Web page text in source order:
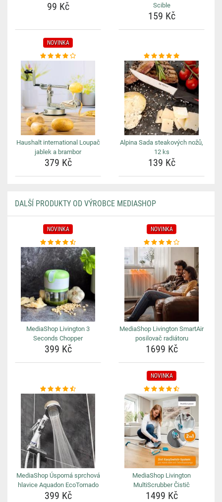
99 Kč
Scible
159 Kč
NOVINKA
Haushalt international Loupač
jablek a brambor
379 Kč
Alpina Sada steakových nožů,
12 ks
139 Kč
DALŠÍ PRODUKTY OD VÝROBCE MEDIASHOP
NOVINKA
MediaShop Livington 3
Seconds Chopper
399 Kč
NOVINKA
MediaShop Livington SmartAir
posilovač radiátoru
1699 Kč
MediaShop Úsporná sprchová
hlavice Aquadon EcoTornado
399 Kč
NOVINKA
MediaShop Livington
MultiScrubber Čistič
1499 Kč